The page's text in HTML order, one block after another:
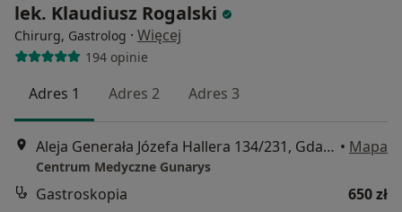
lek. Klaudiusz Rogalski
Chirurg, Gastrolog · Więcej
194 opinie
Adres 1 Adres 2 Adres 3
Aleja Generała Józefa Hallera 134/231, Gdańsk • Mapa
Centrum Medyczne Gunarys
Gastroskopia
650 zł